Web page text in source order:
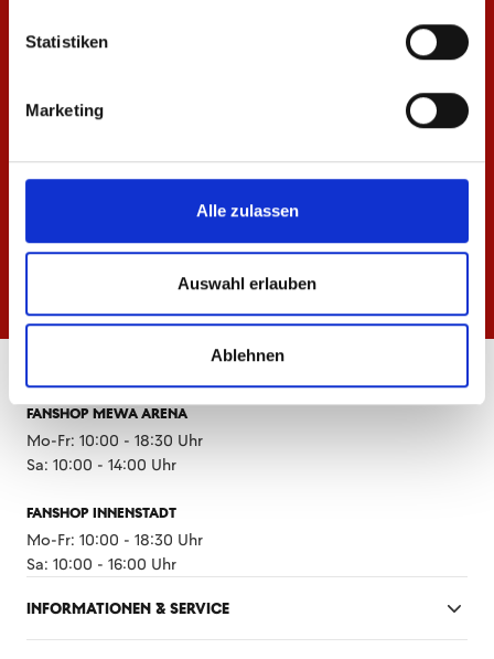
Statistiken
Marketing
Alle zulassen
Auswahl erlauben
Ablehnen
FANSHOP MEWA ARENA
Mo-Fr: 10:00 - 18:30 Uhr
Sa: 10:00 - 14:00 Uhr
FANSHOP INNENSTADT
Mo-Fr: 10:00 - 18:30 Uhr
Sa: 10:00 - 16:00 Uhr
INFORMATIONEN & SERVICE